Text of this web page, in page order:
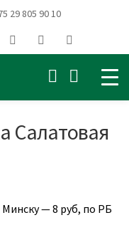
29 805 90 10
ПУФИКИ и
Салатовая
Минску — 8 руб, по РБ